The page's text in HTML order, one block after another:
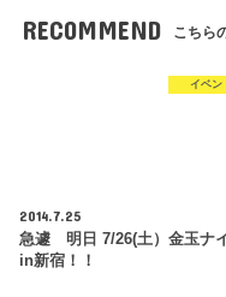
RECOMMEND こちら
イベン
2014.7.25
急遽 明日 7/26(土）金玉ナ
in新宿！！